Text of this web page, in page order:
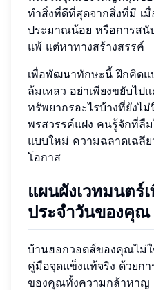
ทำสิ่งที่ดีที่สุดจากสิ่งที่มี เมื่
ประมาณน้อย หรือการสนั
แพ้ แต่หาทางสร้างสรรค์
เพื่อพัฒนาทักษะนี้ ฝึกคิดแ
ล้มเหลว อย่าเพียงขยับไป
ทรัพยากรอะไรบ้างที่ยังไ
พรสวรรค์แฝง คนรู้จักที่ลืม
แบบใหม่ ความฉลาดเฉลี
โอกาส
แผนผังเวทมนตร์
ประจำวันของคุณ
บ้านฮอกวอตส์ของคุณไม่ใ
คู่มือจุดแข็งแท้จริง ด้วยกา
ของคุณทั้งความกล้าหาญ